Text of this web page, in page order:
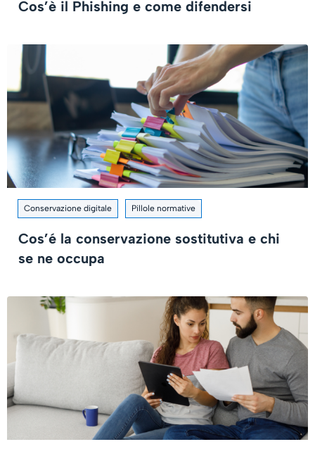
Cos’è il Phishing e come difendersi
Conservazione digitale Pillole normative
Cos’é la conservazione sostitutiva e chi
se ne occupa